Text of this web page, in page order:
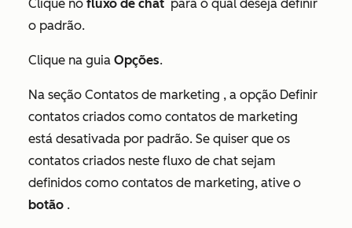
Clique no fluxo de chat para o qual deseja definir
o padrão.
Clique na guia Opções.
Na seção Contatos de marketing , a opção Definir
contatos criados como contatos de marketing
está desativada por padrão. Se quiser que os
contatos criados neste fluxo de chat sejam
definidos como contatos de marketing, ative o
botão .